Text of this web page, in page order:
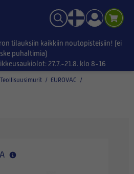
tilauksiin kaikkiin noutopisteisiin! (ei
puhaltimia)
27.7.-21.8. klo 8-16
Teollisuusimurit / EUROVAC /